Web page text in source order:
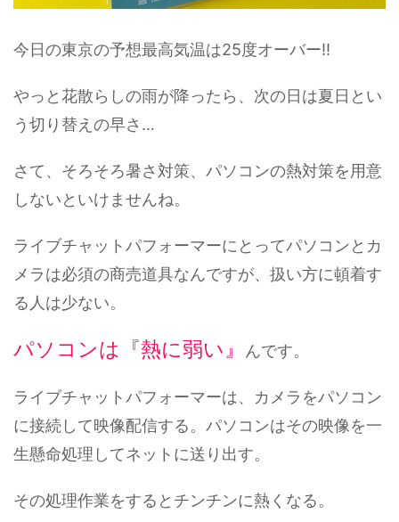
今日の東京の予想最高気温は25度オーバー!!
やっと花散らしの雨が降ったら、次の日は夏日とい
う切り替えの早さ…
さて、そろそろ暑さ対策、パソコンの熱対策を用意
しないといけませんね。
ライブチャットパフォーマーにとってパソコンとカ
メラは必須の商売道具なんですが、扱い方に頓着す
る人は少ない。
パソコンは『熱に弱い』 んです。
ライブチャットパフォーマーは、カメラをパソコン
に接続して映像配信する。パソコンはその映像を一
生懸命処理してネットに送り出す。
その処理作業をするとチンチンに熱くなる。